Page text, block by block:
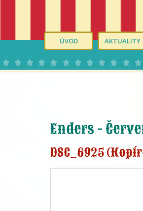
ÚVOD AKTUALITY
Enders -
DSC_6925